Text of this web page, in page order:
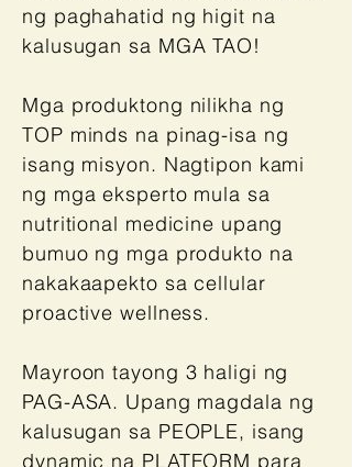
ng paghahatid ng higit na
kalusugan sa MGA TAO!
Mga produktong nilikha ng
TOP minds na pinag-isa ng
isang misyon. Nagtipon kami
ng mga eksperto mula sa
nutritional medicine upang
bumuo ng mga produkto na
nakakaapekto sa cellular
proactive wellness.
Mayroon tayong 3 haligi ng
PAG-ASA. Upang magdala ng
kalusugan sa PEOPLE, isang
dynamic na PLATFORM para